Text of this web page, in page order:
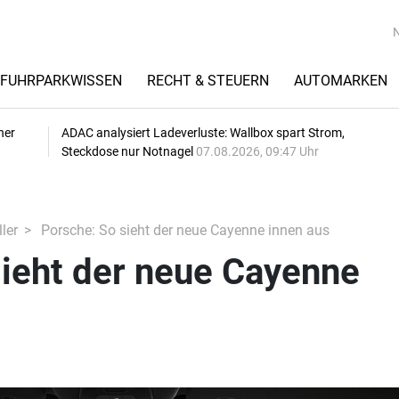
FUHRPARKWISSEN RECHT & STEUERN AUTOMARKEN
ADAC analysiert Ladeverluste: Wallbox spart Strom,
Steckdose nur Notnagel 07.08.2026, 09:47 Uhr
Porsche: So sieht der neue Cayenne innen aus
der neue Cayenne